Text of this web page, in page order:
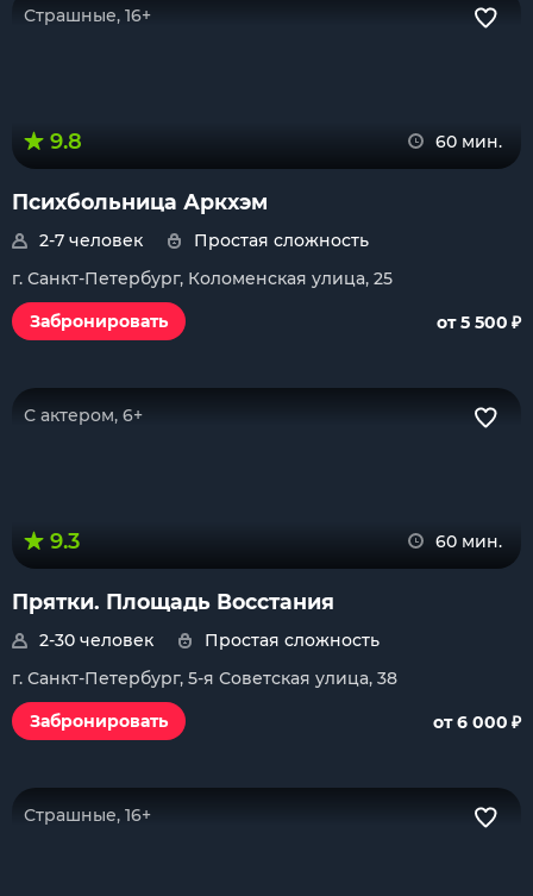
Страшные, 16+
9.8 60 мин.
Психбольница Аркхэм
2-7 человек
Простая сложность
г. Санкт-Петербург, Коломенская улица, 25
Забронировать
от 5 500 ₽
С актером, 6+
9.3 60 мин.
Прятки. Площадь Восстания
2-30 человек
Простая сложность
г. Санкт-Петербург, 5-я Советская улица, 38
Забронировать
от 6 000 ₽
Страшные, 16+